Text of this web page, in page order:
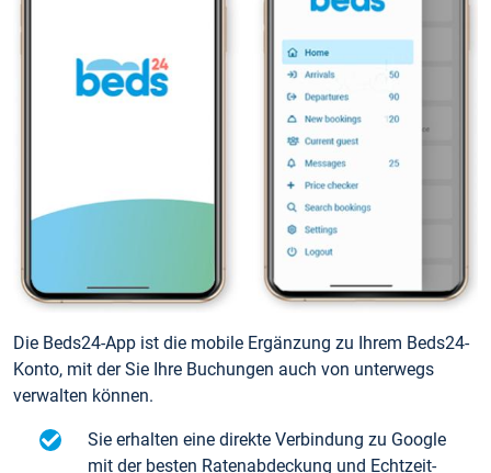
Die Beds24-App ist die mobile Ergänzung zu Ihrem Beds24-
Konto, mit der Sie Ihre Buchungen auch von unterwegs
verwalten können.
Sie erhalten eine direkte Verbindung zu Google
mit der besten Ratenabdeckung und Echtzeit-